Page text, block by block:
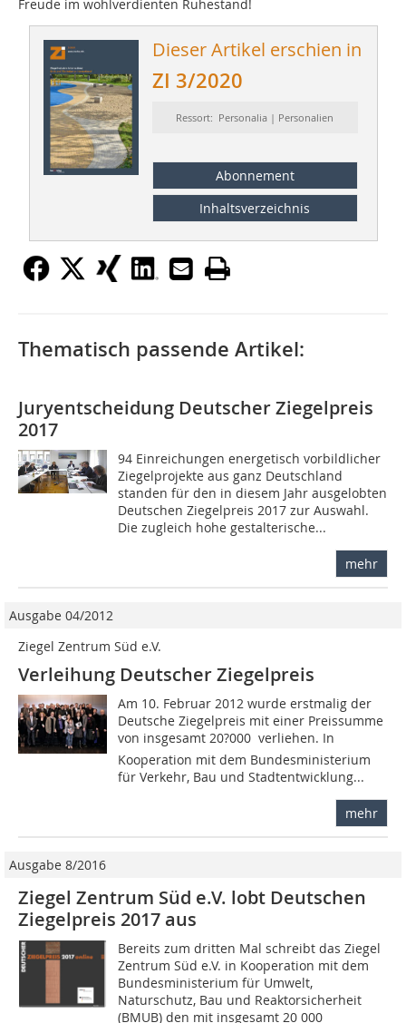
Freude im wohlverdienten Ruhestand!
Dieser Artikel erschien in
ZI 3/2020
Ressort: Personalia | Personalien
Abonnement
Inhaltsverzeichnis
Thematisch passende Artikel:
Juryentscheidung Deutscher Ziegelpreis
2017
94 Einreichungen energetisch vorbildlicher
Ziegelprojekte aus ganz Deutschland
standen für den in diesem Jahr ausgelobten
Deutschen Ziegelpreis 2017 zur Auswahl.
Die zugleich hohe gestalterische...
mehr
Ausgabe 04/2012
Ziegel Zentrum Süd e.V.
Verleihung Deutscher Ziegelpreis
Am 10. Februar 2012 wurde erstmalig der
Deutsche Ziegelpreis mit einer Preissumme
von insgesamt 20?000  verliehen. In
Kooperation mit dem Bundesministerium
für Verkehr, Bau und Stadtentwicklung...
mehr
Ausgabe 8/2016
Ziegel Zentrum Süd e.V. lobt Deutschen
Ziegelpreis 2017 aus
Bereits zum dritten Mal schreibt das Ziegel
Zentrum Süd e.V. in Kooperation mit dem
Bundesministerium für Umwelt,
Naturschutz, Bau und Reaktorsicherheit
(BMUB) den mit insgesamt 20 000 